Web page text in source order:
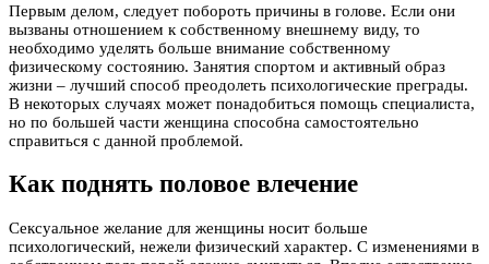
Первым делом, следует побороть причины в голове. Если они
вызваны отношением к собственному внешнему виду, то
необходимо уделять больше внимание собственному
физическому состоянию. Занятия спортом и активный образ
жизни – лучший способ преодолеть психологические преграды.
В некоторых случаях может понадобиться помощь специалиста,
но по большей части женщина способна самостоятельно
справиться с данной проблемой.
Как поднять половое влечение
Сексуальное желание для женщины носит больше
психологический, нежели физический характер. С изменениями в